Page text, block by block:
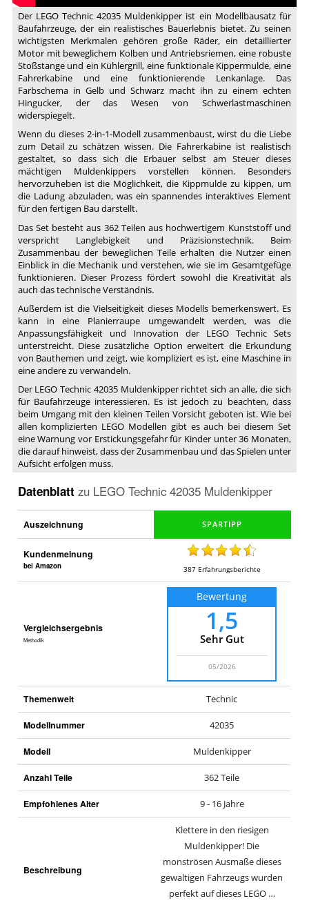
Collecrors
Technic
Collection
(5/13)
Der LEGO Technic 42035 Muldenkipper ist ein Modellbausatz für
Baufahrzeuge, der ein realistisches Bauerlebnis bietet. Zu seinen
wichtigsten Merkmalen gehören große Räder, ein detaillierter
Motor mit beweglichem Kolben und Antriebsriemen, eine robuste
Stoßstange und ein Kühlergrill, eine funktionale Kippermulde, eine
Fahrerkabine und eine funktionierende Lenkanlage. Das
Farbschema in Gelb und Schwarz macht ihn zu einem echten
Hingucker, der das Wesen von Schwerlastmaschinen
widerspiegelt.
Wenn du dieses 2-in-1-Modell zusammenbaust, wirst du die Liebe
zum Detail zu schätzen wissen. Die Fahrerkabine ist realistisch
gestaltet, so dass sich die Erbauer selbst am Steuer dieses
mächtigen Muldenkippers vorstellen können. Besonders
hervorzuheben ist die Möglichkeit, die Kippmulde zu kippen, um
die Ladung abzuladen, was ein spannendes interaktives Element
für den fertigen Bau darstellt.
Das Set besteht aus 362 Teilen aus hochwertigem Kunststoff und
verspricht Langlebigkeit und Präzisionstechnik. Beim
Zusammenbau der beweglichen Teile erhalten die Nutzer einen
Einblick in die Mechanik und verstehen, wie sie im Gesamtgefüge
funktionieren. Dieser Prozess fördert sowohl die Kreativität als
auch das technische Verständnis.
Außerdem ist die Vielseitigkeit dieses Modells bemerkenswert. Es
kann in eine Planierraupe umgewandelt werden, was die
Anpassungsfähigkeit und Innovation der LEGO Technic Sets
unterstreicht. Diese zusätzliche Option erweitert die Erkundung
von Bauthemen und zeigt, wie kompliziert es ist, eine Maschine in
eine andere zu verwandeln.
Der LEGO Technic 42035 Muldenkipper richtet sich an alle, die sich
für Baufahrzeuge interessieren. Es ist jedoch zu beachten, dass
beim Umgang mit den kleinen Teilen Vorsicht geboten ist. Wie bei
allen komplizierten LEGO Modellen gibt es auch bei diesem Set
eine Warnung vor Erstickungsgefahr für Kinder unter 36 Monaten,
die darauf hinweist, dass der Zusammenbau und das Spielen unter
Aufsicht erfolgen muss.
Datenblatt zu LEGO Technic 42035 Muldenkipper
Auszeichnung
Kundenmeinung
bei Amazon 387 Erfahrungsberichte
Vergleichsergebnis
Methodik
Bewertung
1,5
Sehr Gut
05/2026
Themenwelt Technic
Modellnummer 42035
Modell Muldenkipper
Anzahl Teile 362 Teile
Empfohlenes Alter 9 - 16 Jahre
Beschreibung
Klettere in den riesigen
Muldenkipper! Die
monströsen Ausmaße dieses
gewaltigen Fahrzeugs wurden
perfekt auf dieses LEGO …